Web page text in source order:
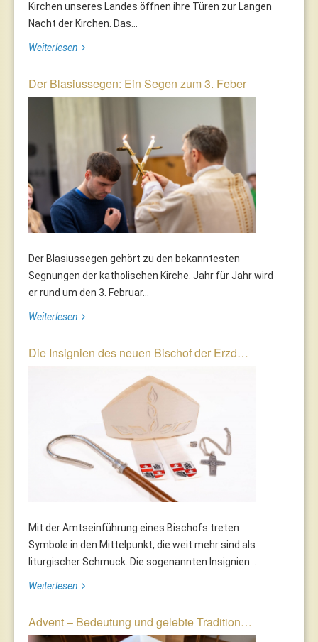
Kirchen unseres Landes öffnen ihre Türen zur Langen
Nacht der Kirchen. Das...
Weiterlesen
Der Blasiussegen: Ein Segen zum 3. Feber
Der Blasiussegen gehört zu den bekanntesten
Segnungen der katholischen Kirche. Jahr für Jahr wird
er rund um den 3. Februar...
Weiterlesen
Die Insignien des neuen Bischof der Erzd…
Mit der Amtseinführung eines Bischofs treten
Symbole in den Mittelpunkt, die weit mehr sind als
liturgischer Schmuck. Die sogenannten Insignien...
Weiterlesen
Advent – Bedeutung und gelebte Tradition…